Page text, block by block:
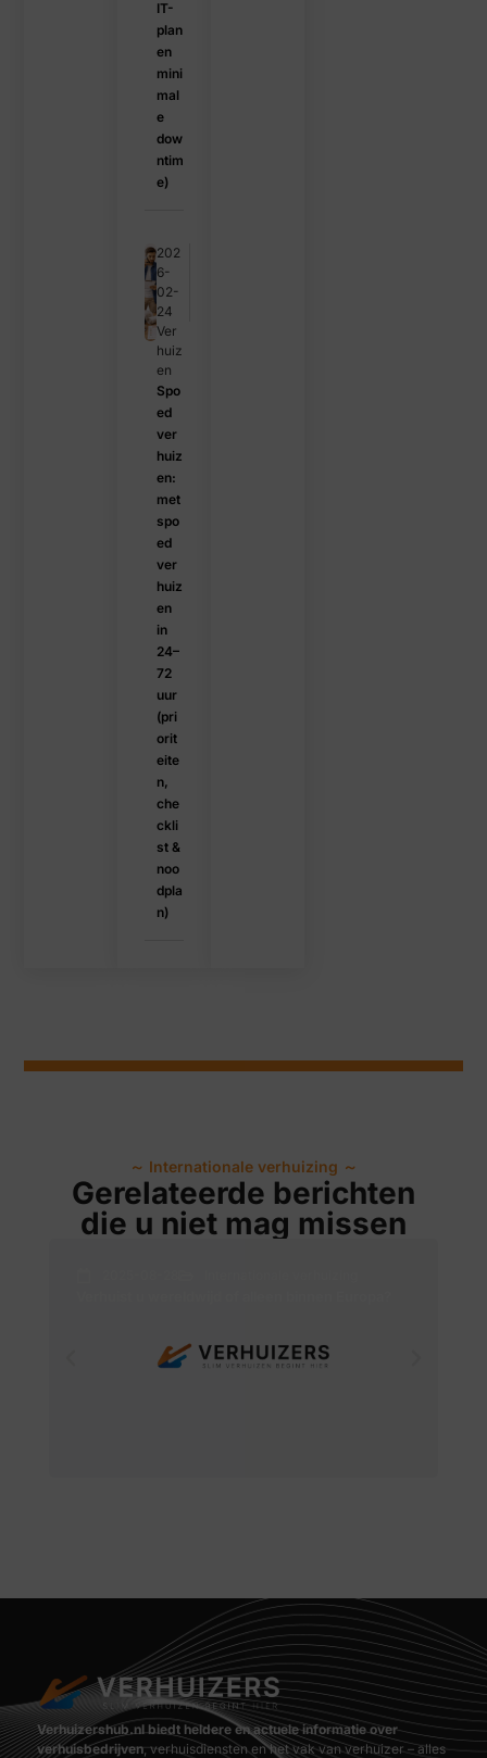
IT-
plan
en
mini
mal
e
dow
ntim
e)
202
6-
02-
24
Ver
huiz
en
Spo
ed
ver
huiz
en:
met
spo
ed
ver
huiz
en
in
24–
72
uur
(pri
orit
eite
n,
che
ckli
st &
noo
dpla
n)
～ Internationale verhuizing ～
Gerelateerde berichten
die u niet mag missen
Verhuizershub.nl biedt heldere en actuele informatie over
verhuisbedrijven, verhuisdiensten en het vak van verhuizer – alles